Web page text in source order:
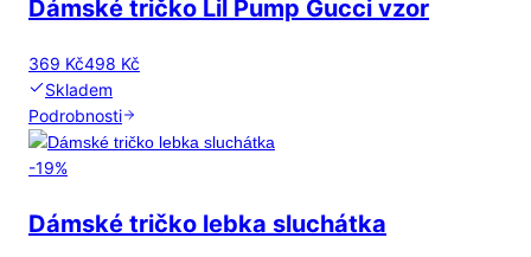
Dámské tričko Lil Pump Gucci vzor
369 Kč498 Kč
Skladem
Podrobnosti
-19%
Dámské tričko lebka sluchátka